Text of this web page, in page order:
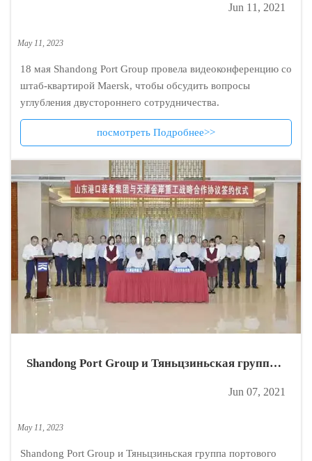
Jun 11, 2021
May 11, 2023
18 мая Shandong Port Group провела видеоконференцию со
штаб-квартирой Maersk, чтобы обсудить вопросы
углубления двустороннего сотрудничества.
посмотреть Подробнее>>
Shandong Port Group и Тяньцзиньская группа
Jun 07, 2021
May 11, 2023
Shandong Port Group и Тяньцзиньская группа портового